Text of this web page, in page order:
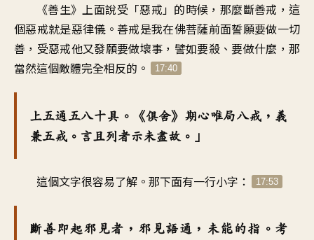
《善生》上面說受「惡戒」的時候，那麼斷善戒，這
個惡戒就是惡律儀。善戒是我在佛菩薩前面誓願要做一切
善，受惡戒他又發願要做壞事，譬如要殺、要做什麼，那
當然這個敵體完全相反的。
17:40
上五通五八十具。《俱舍》期心唯局八戒，義
兼五戒。言且列者示未盡故。」
這個文字很容易了解。那下面有一行小字： 17:53
斷善即起邪見者，邪見語通，未能的指。考